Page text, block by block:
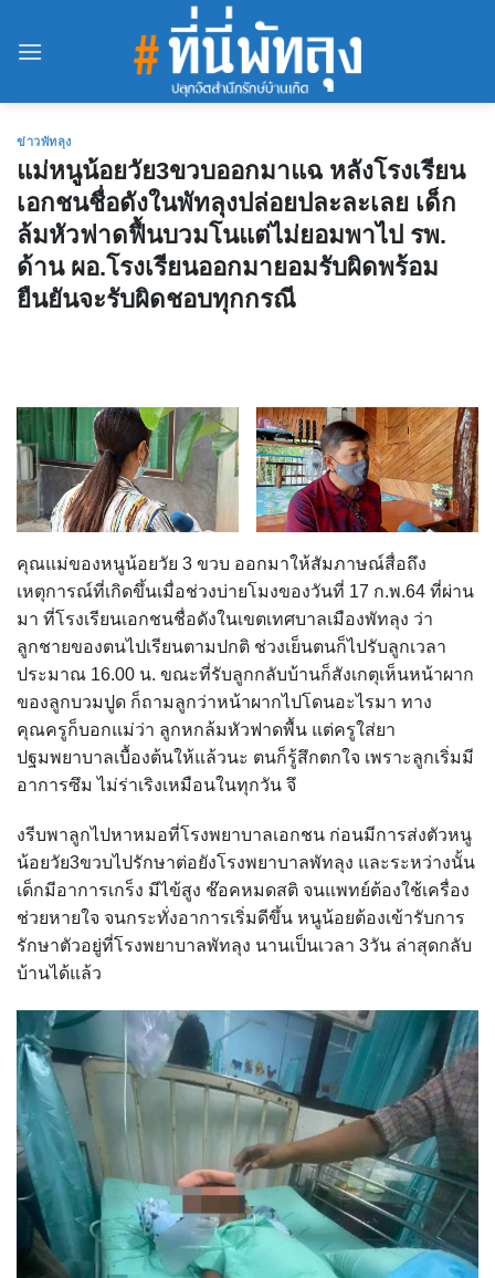
ข่าวพัทลุง
แม่หนูน้อยวัย3ขวบออกมาแฉ หลังโรงเรียน
เอกชนชื่อดังในพัทลุงปล่อยปละละเลย เด็ก
ล้มหัวฟาดฟื้นบวมโนแต่ไม่ยอมพาไป รพ.
ด้าน ผอ.โรงเรียนออกมายอมรับผิดพร้อม
ยืนยันจะรับผิดชอบทุกกรณี
คุณแม่ของหนูน้อยวัย 3 ขวบ ออกมาให้สัมภาษณ์สื่อถึง
เหตุการณ์ที่เกิดขึ้นเมื่อช่วงบ่ายโมงของวันที่ 17 ก.พ.64 ที่ผ่าน
มา ที่โรงเรียนเอกชนชื่อดังในเขตเทศบาลเมืองพัทลุง ว่า
ลูกชายของตนไปเรียนตามปกติ ช่วงเย็นตนก็ไปรับลูกเวลา
ประมาณ 16.00 น. ขณะที่รับลูกกลับบ้านก็สังเกตุเห็นหน้าผาก
ของลูกบวมปูด ก็ถามลูกว่าหน้าผากไปโดนอะไรมา ทาง
คุณครูก็บอกแม่ว่า ลูกหกล้มหัวฟาดพื้น แต่ครูใส่ยา
ปฐมพยาบาลเบื้องต้นให้แล้วนะ ตนก็รู้สึกตกใจ เพราะลูกเริ่มมี
อาการซึม ไม่ร่าเริงเหมือนในทุกวัน จึ
งรีบพาลูกไปหาหมอที่โรงพยาบาลเอกชน ก่อนมีการส่งตัวหนู
น้อยวัย3ขวบไปรักษาต่อยังโรงพยาบาลพัทลุง และระหว่างนั้น
เด็กมีอาการเกร็ง มีไข้สูง ช๊อคหมดสติ จนแพทย์ต้องใช้เครื่อง
ช่วยหายใจ จนกระทั่งอาการเริ่มดีขึ้น หนูน้อยต้องเข้ารับการ
รักษาตัวอยู่ที่โรงพยาบาลพัทลุง นานเป็นเวลา 3วัน ล่าสุดกลับ
บ้านได้แล้ว